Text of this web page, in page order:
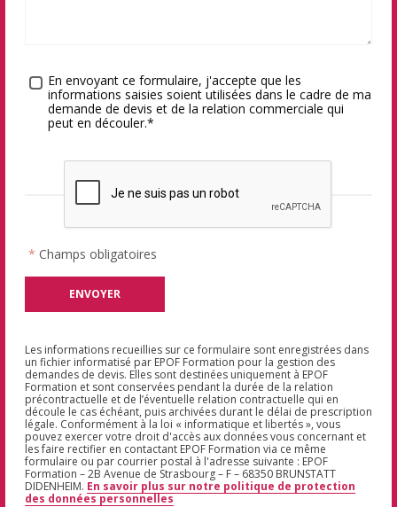
Traitement des données *
En envoyant ce formulaire, j'accepte que les
informations saisies soient utilisées dans le cadre de ma
demande de devis et de la relation commerciale qui
peut en découler.*
* Champs obligatoires
Les informations recueillies sur ce formulaire sont enregistrées dans
un fichier informatisé par EPOF Formation pour la gestion des
demandes de devis. Elles sont destinées uniquement à EPOF
Formation et sont conservées pendant la durée de la relation
précontractuelle et de l’éventuelle relation contractuelle qui en
découle le cas échéant, puis archivées durant le délai de prescription
légale. Conformément à la loi « informatique et libertés », vous
pouvez exercer votre droit d'accès aux données vous concernant et
les faire rectifier en contactant EPOF Formation via ce même
formulaire ou par courrier postal à l'adresse suivante : EPOF
Formation – 2B Avenue de Strasbourg – F – 68350 BRUNSTATT
DIDENHEIM. En savoir plus sur notre politique de protection
des données personnelles